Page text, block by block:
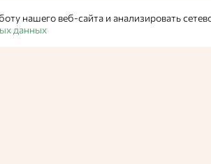
нашего веб-сайта и анализировать
данных